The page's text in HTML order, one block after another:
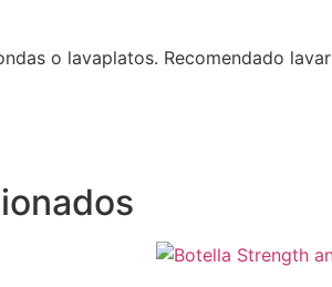
o lavaplatos. Recomendado lavar